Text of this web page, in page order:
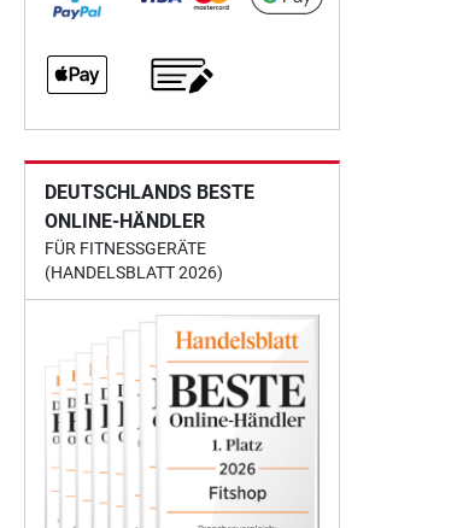
DEUTSCHLANDS BESTE
ONLINE-HÄNDLER
FÜR FITNESSGERÄTE
(HANDELSBLATT 2026)